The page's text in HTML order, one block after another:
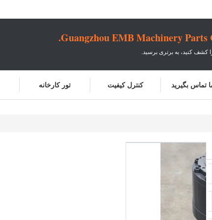
Guangzhou EMB Machinery Parts
کشف کنید، به برتری برسید.
تور کارخانه کنترل کیفیت تماس بگیرید